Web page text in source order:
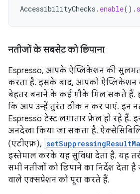
AccessibilityChecks . enable().
नतीजों के सबसेट को छिपाना
Espresso, आपके ऐप्लिकेशन की
करता है. इसके बाद, आपको ऐप्लिकेशन
बेहतर बनाने के कई मौके मिल सकते हैं.
कि आप उन्हें तुरंत ठीक न कर पाएं. इन
Espresso टेस्ट लगातार फ़ेल हो रहे
अनदेखा किया जा सकता है.
(एटीएफ़),
इस्तेमाल करके यह सुविधा देता है. यह
सभी नतीजों को छिपाने का निर्देश देता
वाले एक्सप्रेशन को पूरा करते हैं.